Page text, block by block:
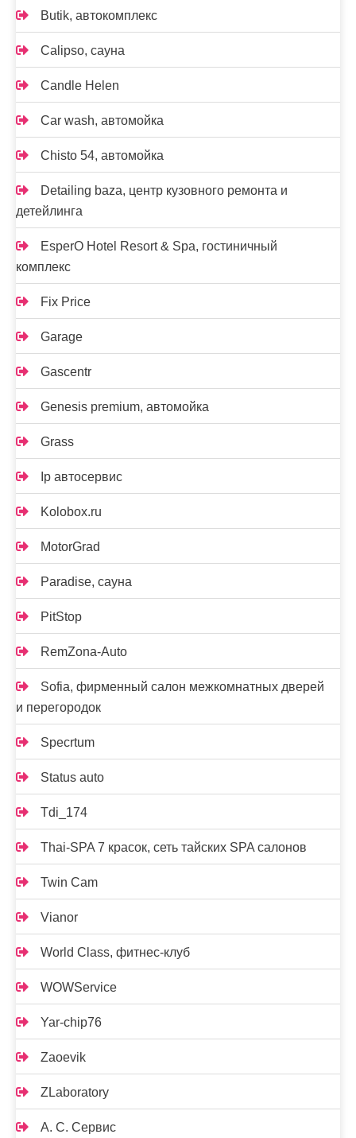
Butik, автокомплекс
Calipso, сауна
Candle Helen
Car wash, автомойка
Chisto 54, автомойка
Detailing baza, центр кузовного ремонта и
детейлинга
EsperO Hotel Resort & Spa, гостиничный
комплекс
Fix Price
Garage
Gascentr
Genesis premium, автомойка
Grass
Ip автосервис
Kolobox.ru
MotorGrad
Paradise, сауна
PitStop
RemZona-Auto
Sofia, фирменный салон межкомнатных дверей
и перегородок
Specrtum
Status auto
Tdi_174
Thai-SPA 7 красок, сеть тайских SPA салонов
Twin Cam
Vianor
World Class, фитнес-клуб
WOWService
Yar-chip76
Zaoevik
ZLaboratory
А. С. Сервис